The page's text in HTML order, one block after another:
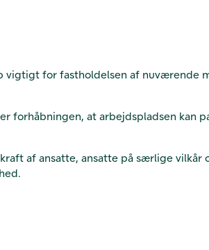
for fastholdelsen af nuværende
at arbejdspladsen kan
af ansatte, ansatte på særlige